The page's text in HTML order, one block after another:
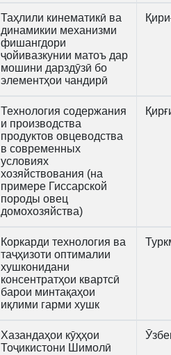
Таҳлили кинематикӣ ва
динамикии механизми
фишангдори
ҷойивазкунии матоъ дар
мошини дарздӯзӣ бо
элементҳои чандирӣ
Технология содержания
и производства
продуктов овцеводства
в современных
условиях
хозяйствования (на
примере Гиссарской
породы овец
домохозяйства)
Коркарди технология ва
таҷҳизоти оптималии
хушконидани
консентратҳои квартсӣ
барои минтақаҳои
иқлими гарми хушк
Хазандаҳои кӯҳҳои
Тоҷикистони Шимолӣ